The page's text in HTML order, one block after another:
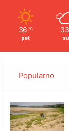
36 ℃
pet
33
Popularno